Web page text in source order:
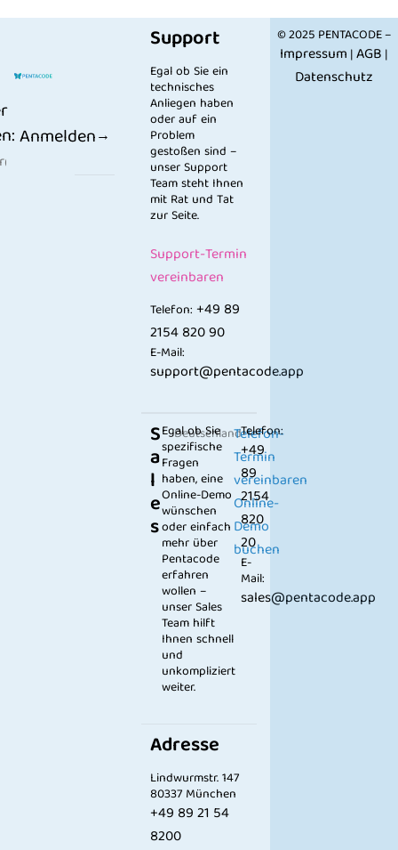
Anmelden
Support
Egal ob Sie ein
technisches
Anliegen haben
oder auf ein
Problem
gestoßen sind –
unser Support
Team steht Ihnen
mit Rat und Tat
zur Seite.
Support-Termin
vereinbaren
Telefon: +49 89
2154 820 90
E-Mail:
support@pentacode.app
S
a
l
e
s
Deutschland
Egal ob Sie
spezifische
Fragen
haben, eine
Online-Demo
wünschen
oder einfach
mehr über
Pentacode
erfahren
wollen –
unser Sales
Team hilft
Ihnen schnell
und
unkompliziert
weiter.
Telefon-
Termin
vereinbaren
Online-
Demo
buchen
Telefon:
+49
89
2154
820
20
E-
Mail:
sales@pentacode.app
Adresse
Lindwurmstr. 147
80337 München
+49 89 21 54
8200
© 2025 PENTACODE –
Impressum |AGB |
Datenschutz